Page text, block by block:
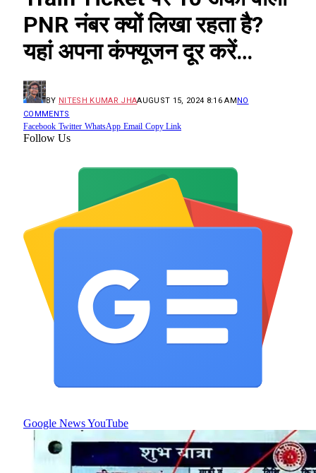
PNR नंबर क्यों लिखा रहता है?
यहां अपना कंफ्यूजन दूर करें…
BY NITESH KUMAR JHAAUGUST 15, 2024 8:16 AMNO
COMMENTS
Facebook Twitter WhatsApp Email Copy Link
Follow Us
Google NewsYouTube